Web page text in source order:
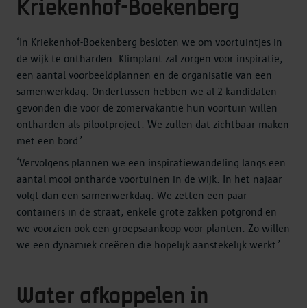
Kriekenhof-Boekenberg
‘In Kriekenhof-Boekenberg besloten we om voortuintjes in
de wijk te ontharden. Klimplant zal zorgen voor inspiratie,
een aantal voorbeeldplannen en de organisatie van een
samenwerkdag. Ondertussen hebben we al 2 kandidaten
gevonden die voor de zomervakantie hun voortuin willen
ontharden als pilootproject. We zullen dat zichtbaar maken
met een bord.’
‘Vervolgens plannen we een inspiratiewandeling langs een
aantal mooi ontharde voortuinen in de wijk. In het najaar
volgt dan een samenwerkdag. We zetten een paar
containers in de straat, enkele grote zakken potgrond en
we voorzien ook een groepsaankoop voor planten. Zo willen
we een dynamiek creëren die hopelijk aanstekelijk werkt.’
Water afkoppelen in